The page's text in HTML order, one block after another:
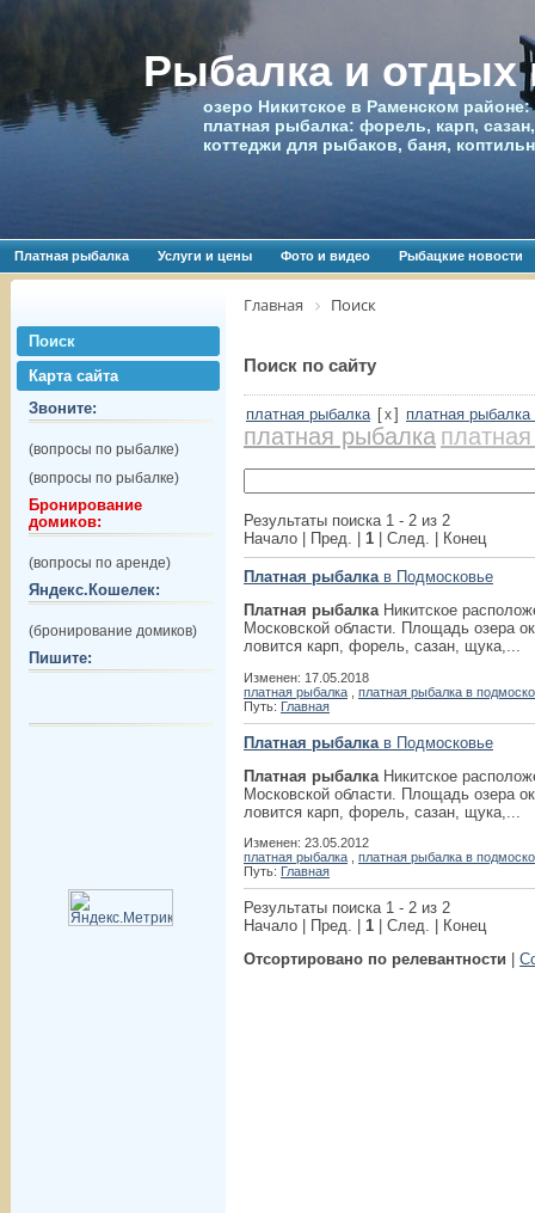
Рыбалка и отдых
озеро Никитское в Раменском
платная рыбалка: форель, карп,
коттеджи для рыбаков, баня,
Платная рыбалка Услуги и цены Фото и видео Рыбацкие новости
Поиск
Карта сайта
Звоните:
(вопросы по рыбалке)
(вопросы по рыбалке)
Бронирование
домиков:
(вопросы по аренде)
Яндекс.Кошелек:
(бронирование домиков)
Пишите:
Главная Поиск
Поиск по сайту
платная рыбалка [x] платная
платная рыбалка
Результаты поиска 1 - 2 из 2
Начало | Пред. | 1 | След. | Конец
Платная рыбалкав Подмосковье
Платная рыбалка Никитское
Московской области. Площадь озера
ловится карп, форель, сазан, щука,...
Изменен: 17.05.2018
платная рыбалка
платная рыбалка в
Путь: Главная
Платная рыбалка в Подмосковье
Платная рыбалка Никитское
Московской области. Площадь озера
ловится карп, форель, сазан, щука,...
Изменен: 23.05.2012
платная рыбалка
платная рыбалка в
Путь: Главная
Результаты поиска 1 - 2 из 2
Начало | Пред. | 1 | След. | Конец
Отсортировано по релевантности